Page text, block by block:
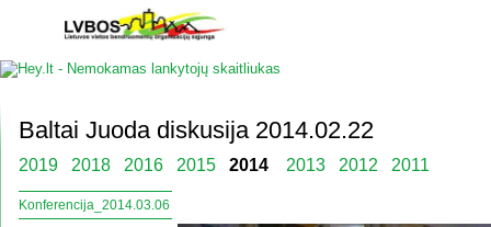
Baltai Juoda diskusija 2014.02.22
2019 2018 2016 2015 2014 2013 2012 2011
Konferencija_2014.03.06